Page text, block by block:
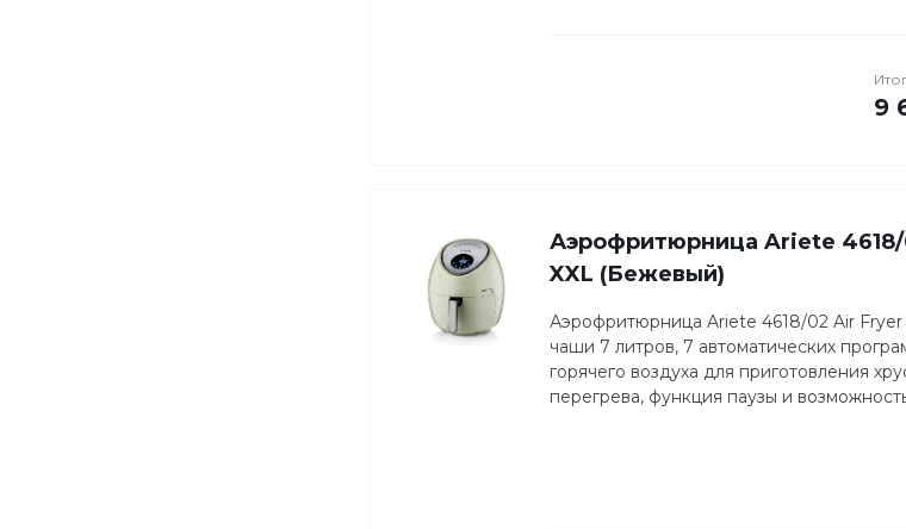
9
Аэрофритюрница Ariete
XXL (Бежевый)
Аэрофритюрница Ariete 4618/02 Air
чаши 7 литров, 7 автоматических
горячего воздуха для приготовления
перегрева, функция паузы и